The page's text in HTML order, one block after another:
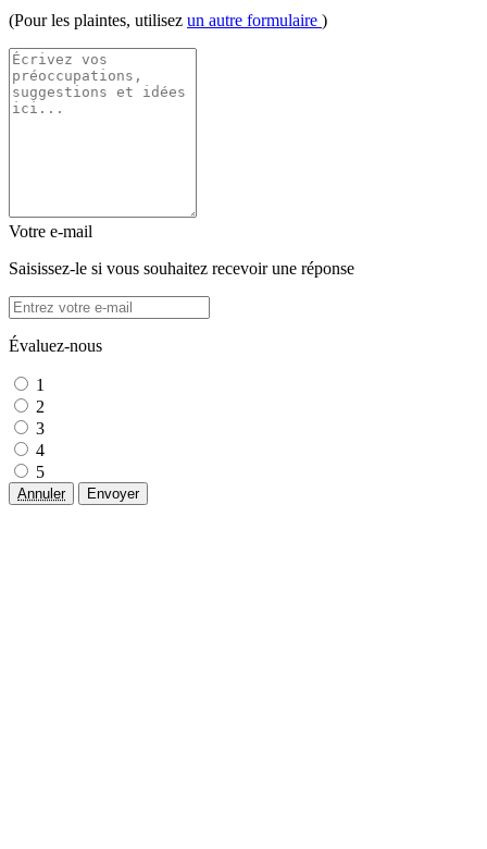
(Pour les plaintes, utilisez un autre formulaire )
Votre e-mail
Saisissez-le si vous souhaitez recevoir une réponse
Évaluez-nous
1
2
3
4
5
Annuler Envoyer